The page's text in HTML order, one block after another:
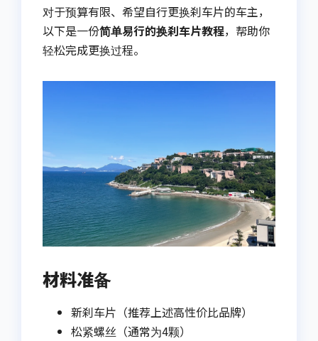
对于预算有限、希望自行更换刹车片的车主，
以下是一份简单易行的换刹车片教程，帮助你
轻松完成更换过程。
材料准备
新刹车片（推荐上述高性价比品牌）
松紧螺丝（通常为4颗）